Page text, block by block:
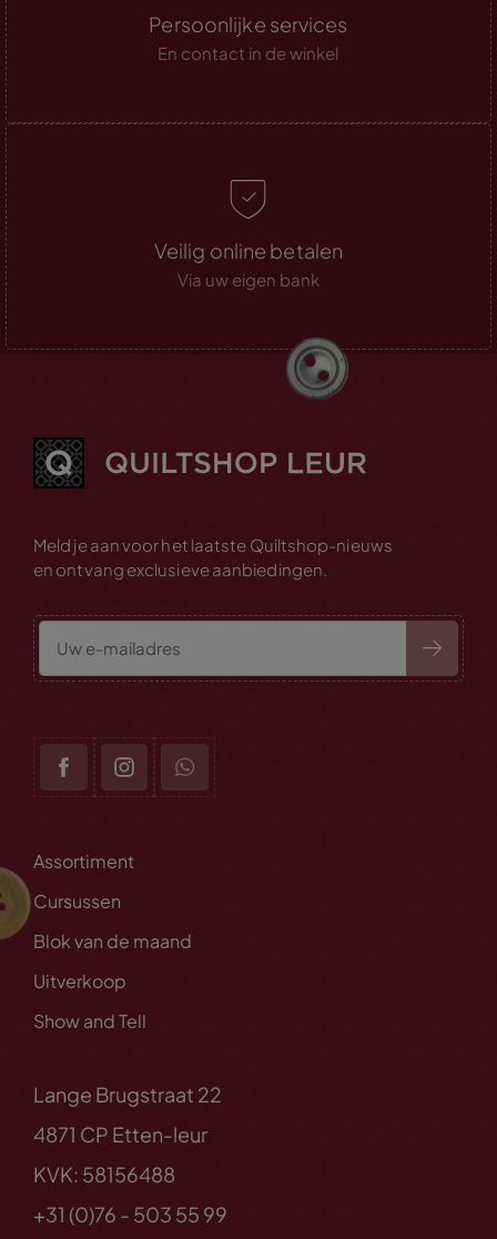
Persoonlijke services
En contact in de winkel
Veilig online betalen
Via uw eigen bank
Meld je aan voor het laatste Quiltshop-nieuws
en ontvang exclusieve aanbiedingen.
Assortiment
Cursussen
Blok van de maand
Uitverkoop
Show and Tell
Lange Brugstraat 22
4871 CP Etten-leur
KVK: 58156488
+31 (0)76 - 503 55 99